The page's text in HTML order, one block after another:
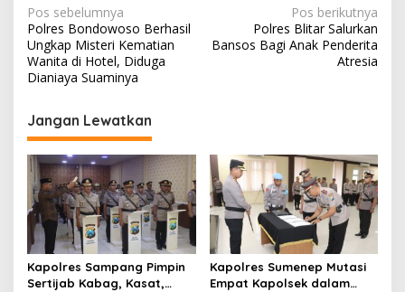
N
a
v
i
g
a
s
i
p
o
s
Pos sebelumnya
Polres Bondowoso Berhasil
Ungkap Misteri Kematian
Wanita di Hotel, Diduga
Dianiaya Suaminya
Pos berikutnya
Polres Blitar Salurkan
Bansos Bagi Anak Penderita
Atresia
Jangan Lewatkan
Kapolres Sampang Pimpin
Sertijab Kabag, Kasat,
Kapolres Sumenep Mutasi
Empat Kapolsek dalam